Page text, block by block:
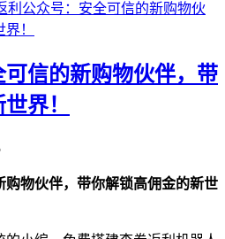
利公众号：安全可信的新购物伙
！
信的新购物伙伴，带
界！
物伙伴，带你解锁高佣金的新世